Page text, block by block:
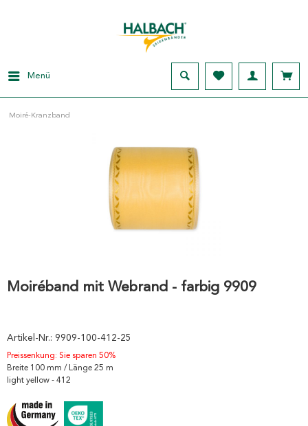
Menü
Moiré-Kranzband
Moiréband mit Webrand - farbig 9909
Artikel-Nr.: 9909-100-412-25
Preissenkung: Sie sparen 50%
Breite 100 mm / Länge 25 m
light yellow - 412